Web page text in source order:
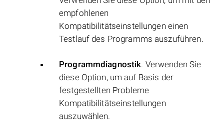
empfohlenen
Kompatibilitätseinstellungen einen
Testlauf des Programms auszuführen.
Programmdiagnostik. Verwenden Sie
diese Option, um auf Basis der
festgestellten Probleme
Kompatibilitätseinstellungen
auszuwählen.